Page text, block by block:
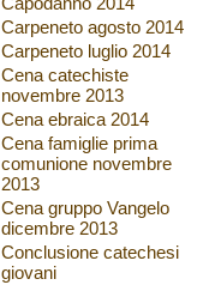
Carpeneto agosto 2014
Carpeneto luglio 2014
Cena catechiste
novembre 2013
Cena ebraica 2014
Cena famiglie prima
comunione novembre
2013
Cena gruppo Vangelo
dicembre 2013
Conclusione catechesi
giovani